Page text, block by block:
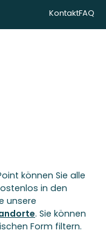
KontaktFAQ
können Sie alle
in den
unsere
. Sie können
Form filtern.